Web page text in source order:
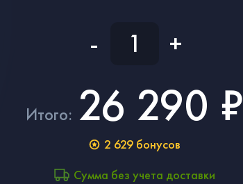
- +
Итого: 26 290 ₽
2 629 бонусов
Сумма без учета доставки